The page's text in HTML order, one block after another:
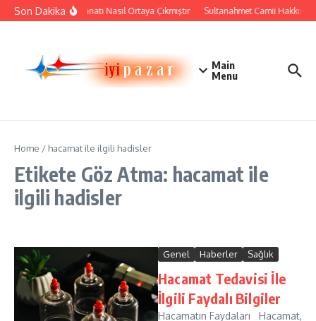
İçeriğe atla
Son DakikaÇini Sanatı Nasıl Ortaya Çıkmıştır Sultanahmet Camii
Main
Menu
Home / hacamat ile ilgili hadisler
Etikete Göz Atma: hacamat ile
ilgili hadisler
Genel Haberler Sağlık
Hacamat Tedavisi İle
İlgili Faydalı Bilgiler
Hacamatın Faydaları Hacamat,